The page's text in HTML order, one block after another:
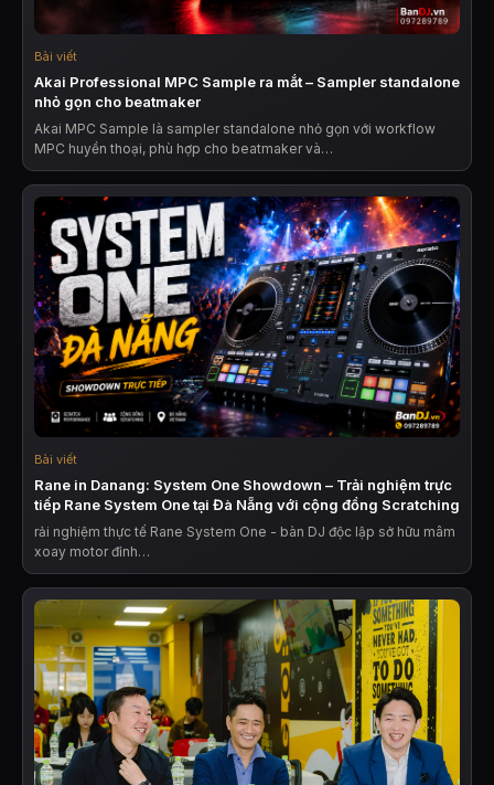
Bài viết
Akai Professional MPC Sample ra mắt – Sampler standalone
nhỏ gọn cho beatmaker
Akai MPC Sample là sampler standalone nhỏ gọn với workflow
MPC huyền thoại, phù hợp cho beatmaker và…
Bài viết
Rane in Danang: System One Showdown – Trải nghiệm trực
tiếp Rane System One tại Đà Nẵng với cộng đồng Scratching
rải nghiệm thực tế Rane System One - bàn DJ độc lập sở hữu mâm
xoay motor đỉnh…